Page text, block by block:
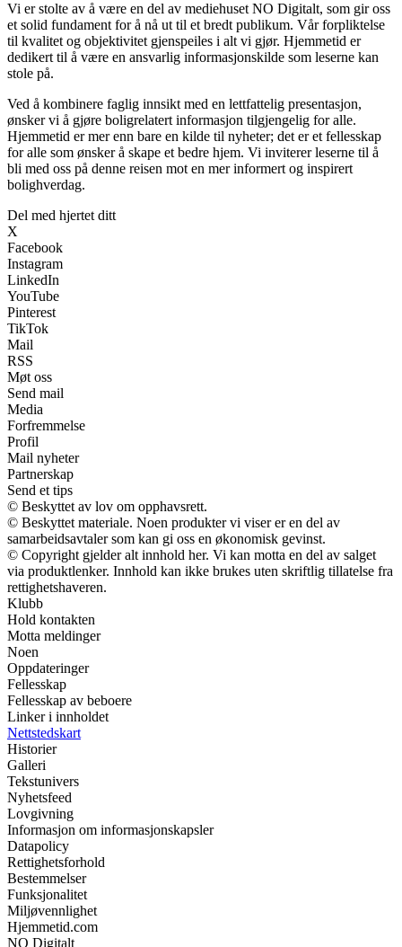
Vi er stolte av å være en del av mediehuset NO Digitalt, som gir oss
et solid fundament for å nå ut til et bredt publikum. Vår forpliktelse
til kvalitet og objektivitet gjenspeiles i alt vi gjør. Hjemmetid er
dedikert til å være en ansvarlig informasjonskilde som leserne kan
stole på.
Ved å kombinere faglig innsikt med en lettfattelig presentasjon,
ønsker vi å gjøre boligrelatert informasjon tilgjengelig for alle.
Hjemmetid er mer enn bare en kilde til nyheter; det er et fellesskap
for alle som ønsker å skape et bedre hjem. Vi inviterer leserne til å
bli med oss på denne reisen mot en mer informert og inspirert
bolighverdag.
Del med hjertet ditt
X
Facebook
Instagram
LinkedIn
YouTube
Pinterest
TikTok
Mail
RSS
Møt oss
Send mail
Media
Forfremmelse
Profil
Mail nyheter
Partnerskap
Send et tips
© Beskyttet av lov om opphavsrett.
© Beskyttet materiale. Noen produkter vi viser er en del av
samarbeidsavtaler som kan gi oss en økonomisk gevinst.
© Copyright gjelder alt innhold her. Vi kan motta en del av salget
via produktlenker. Innhold kan ikke brukes uten skriftlig tillatelse fra
rettighetshaveren.
Klubb
Hold kontakten
Motta meldinger
Noen
Oppdateringer
Fellesskap
Fellesskap av beboere
Linker i innholdet
Nettstedskart
Historier
Galleri
Tekstunivers
Nyhetsfeed
Lovgivning
Informasjon om informasjonskapsler
Datapolicy
Rettighetsforhold
Bestemmelser
Funksjonalitet
Miljøvennlighet
Hjemmetid.com
NO Digitalt